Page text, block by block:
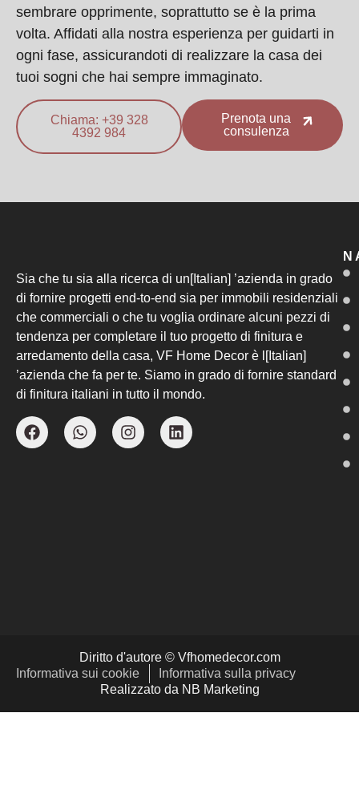
sembrare opprimente, soprattutto se è la prima
volta. Affidati alla nostra esperienza per guidarti in
ogni fase, assicurandoti di realizzare la casa dei
tuoi sogni che hai sempre immaginato.
Prenota una
consulenza
Chiama: +39 328
4392 984
Sia che tu sia alla ricerca di un[Italian] ’azienda in grado
di fornire progetti end-to-end sia per immobili residenziali
che commerciali o che tu voglia ordinare alcuni pezzi di
tendenza per completare il tuo progetto di finitura e
arredamento della casa, VF Home Decor è l[Italian]
’azienda che fa per te. Siamo in grado di fornire standard
di finitura italiani in tutto il mondo.
Diritto d'autore © Vfhomedecor.com
Informativa sui cookie
Informativa sulla privacy
Realizzato da NB Marketing